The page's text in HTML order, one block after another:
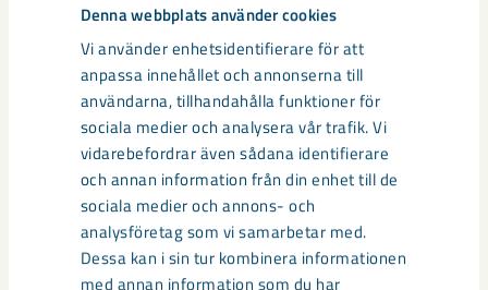
Denna webbplats använder cookies
Vi använder enhetsidentifierare för att
anpassa innehållet och annonserna till
användarna, tillhandahålla funktioner för
sociala medier och analysera vår trafik. Vi
vidarebefordrar även sådana identifierare
och annan information från din enhet till de
sociala medier och annons- och
analysföretag som vi samarbetar med.
Dessa kan i sin tur kombinera informationen
med annan information som du har
där CAMM (Center For Advanced Mining and Metallurgy)
utgör kärnan i svensk gruvforskning. De senaste åren har vi
även gjort stora forskningssatsningar i form av SUN –
naturresurser för hållbar samhällsomvandling – och CH2ESS,
vätgasanvändning i industriella processer och energisystem.
Vi omsätter 1,8 miljarder kronor per år, har 1 770 anställda
LKAB är en internationell gruv- och mineralkoncern som erbjuder
hållbara järnmalms-, mineral- och specialprodukter. Vi leder
omställningen av järn- och stålindustrin och vår plan är att utveckla
koldioxidfria processer och produkter fram till år 2045. Sedan 1890